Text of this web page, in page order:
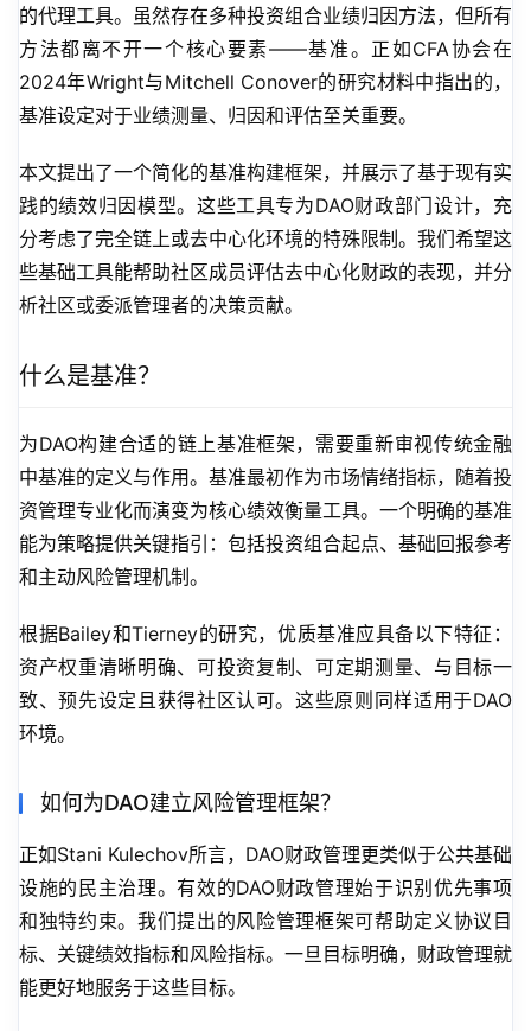
的代理工具。虽然存在多种投资组合业绩归因方法，但所有
方法都离不开一个核心要素——基准。正如CFA协会在
2024年Wright与Mitchell Conover的研究材料中指出的，
基准设定对于业绩测量、归因和评估至关重要。
本文提出了一个简化的基准构建框架，并展示了基于现有实
践的绩效归因模型。这些工具专为DAO财政部门设计，充
分考虑了完全链上或去中心化环境的特殊限制。我们希望这
些基础工具能帮助社区成员评估去中心化财政的表现，并分
析社区或委派管理者的决策贡献。
什么是基准？
为DAO构建合适的链上基准框架，需要重新审视传统金融
中基准的定义与作用。基准最初作为市场情绪指标，随着投
资管理专业化而演变为核心绩效衡量工具。一个明确的基准
能为策略提供关键指引：包括投资组合起点、基础回报参考
和主动风险管理机制。
根据Bailey和Tierney的研究，优质基准应具备以下特征：
资产权重清晰明确、可投资复制、可定期测量、与目标一
致、预先设定且获得社区认可。这些原则同样适用于DAO
环境。
如何为DAO建立风险管理框架？
正如Stani Kulechov所言，DAO财政管理更类似于公共基础
设施的民主治理。有效的DAO财政管理始于识别优先事项
和独特约束。我们提出的风险管理框架可帮助定义协议目
标、关键绩效指标和风险指标。一旦目标明确，财政管理就
能更好地服务于这些目标。